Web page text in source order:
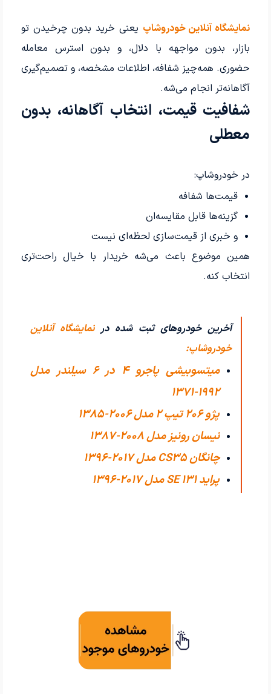
نمایشگاه آنلاین خودروشاپ یعنی خرید بدون چرخیدن تو
بازار، بدون مواجهه با دلال، و بدون استرس معامله
حضوری. همه‌چیز شفافه، اطلاعات مشخصه، و تصمیم‌گیری
آگاهانه‌تر انجام می‌شه.
شفافیت قیمت، انتخاب آگاهانه، بدون
معطلی
در خودروشاپ:
قیمت‌ها شفافه
گزینه‌ها قابل مقایسه‌ان
و خبری از قیمت‌سازی لحظه‌ای نیست
همین موضوع باعث می‌شه خریدار با خیال راحت‌تری
انتخاب کنه.
آخرین خودروهای ثبت شده درنمایشگاه آنلاین
خودروشاپ:
میتسوبیشی پاجرو 4 در 6 سیلندر مدل
1992-1371
پژو 206 تیپ ۲ مدل 2006-1385
نیسان رونیز مدل 2008-1387
چانگان CS35 مدل 2017-1396
پراید 131 SE مدل 2017-1396